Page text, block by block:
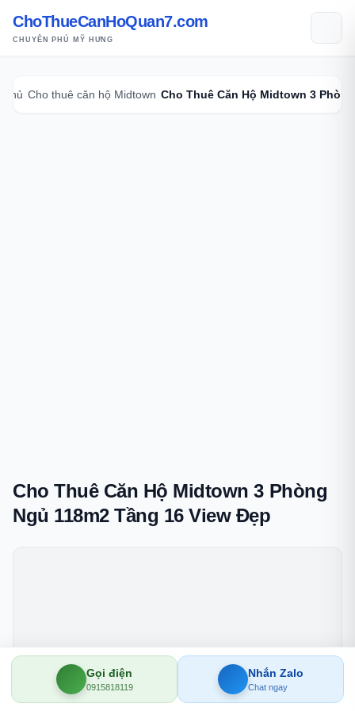
ChoThueCanHoQuan7.com
CHUYÊN PHÚ MỸ HƯNG
chủ Cho thuê căn hộ Midtown Cho Thuê Căn Hộ Midtown 3
Cho Thuê Căn Hộ Midtown 3 Phòng
Ngủ 118m2 Tầng 16 View Đẹp
Gọi điện
0915818119
Nhắn Zalo
Chat ngay